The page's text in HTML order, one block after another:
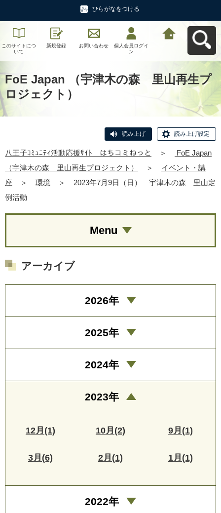
ひらがなをつける
このサイトにつ
いて
新規登録 お問い合わせ
個人会員ログイ
ン
FoE Japan （宇津木の森 里山再生プ
ロジェクト）
読み上げ 読み上げ設定
八王子ｺﾐｭﾆﾃｨ活動応援ｻｲﾄ はちコミねっと ＞
FoE Japan
（宇津木の森 里山再生プロジェクト）
＞
イベント・講
座
＞ 環境 ＞
2023年7月9日（日） 宇津木の森 里山定
例活動
Menu
アーカイブ
2026年
2025年
2024年
2023年
12月(1) 10月(2) 9月(1)
3月(6) 2月(1) 1月(1)
2022年